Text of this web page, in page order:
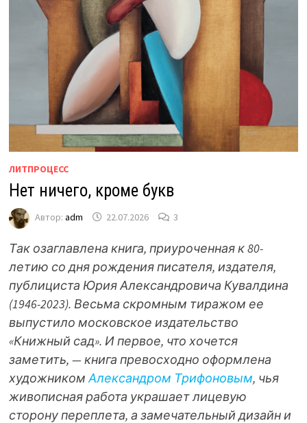
ЛИТПРОЦЕСС
Нет ничего, кроме букв
Автор: adm 22.07.2026 3
Так озаглавлена книга, приуроченная к 80-
летию со дня рождения писателя, издателя,
публициста Юрия Александровича Кувалдина
(1946-2023). Весьма скромным тиражом ее
выпустило московское издательство
«Книжный сад». И первое, что хочется
заметить, — книга превосходно оформлена
художникомАлександром Трифоновым, чья
живописная работа украшает лицевую
сторону переплета, а замечательный дизайн и